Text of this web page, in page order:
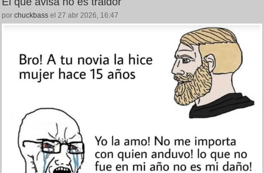
por chuckbass el 27 abr 2026, 16:47